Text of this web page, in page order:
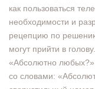
как пользоваться
необходимости и
рецепцию по
могут прийти в
«Абсолютно любых?».
со словами: